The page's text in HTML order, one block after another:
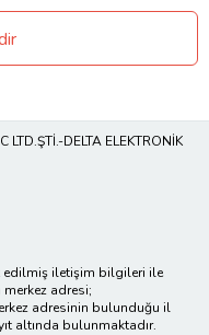
LTD.ŞTİ.-DELTA ELEKTRONİK
edilmiş iletişim bilgileri ile
adresi;
adresinin bulunduğu il
altında bulunmaktadır.